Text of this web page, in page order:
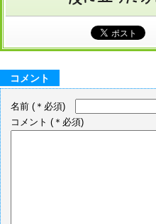
コメント
名前 (＊必須)
コメント (＊必須)